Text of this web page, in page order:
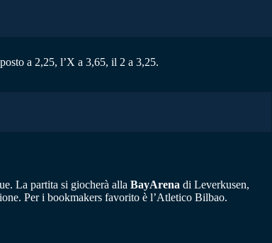
a 2,25, l’X a 3,65, il 2 a 3,25.
La partita si giocherà alla BayArena di Leverkusen,
Per i bookmakers favorito è l’Atletico Bilbao.